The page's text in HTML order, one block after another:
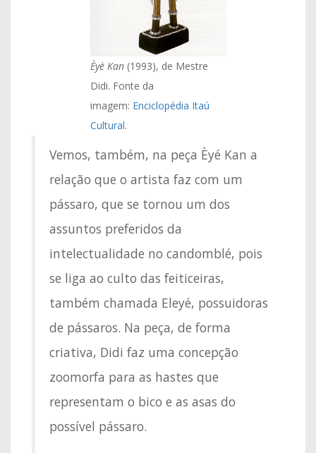
Èyè Kan(1993), de Mestre
Didi. Fonte da
imagem: Enciclopédia Itaú
Cultural.
Vemos, também, na peça Èyé Kan a
relação que o artista faz com um
pássaro, que se tornou um dos
assuntos preferidos da
intelectualidade no candomblé, pois
se liga ao culto das feiticeiras,
também chamada Eleyé, possuidoras
de pássaros. Na peça, de forma
criativa, Didi faz uma concepção
zoomorfa para as hastes que
representam o bico e as asas do
possível pássaro.